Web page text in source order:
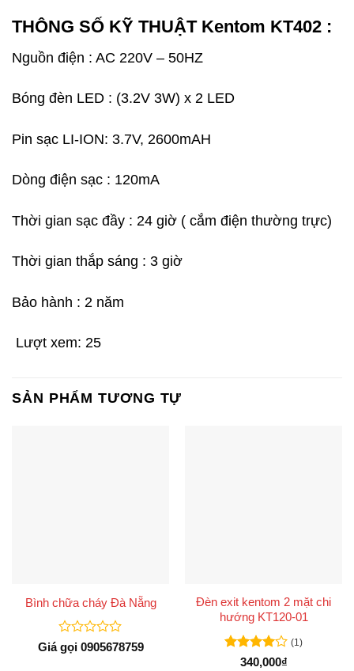
THÔNG SỐ KỸ THUẬT Kentom KT402 :
Nguồn điện : AC 220V – 50HZ
Bóng đèn LED : (3.2V 3W) x 2 LED
Pin sạc LI-ION: 3.7V, 2600mAH
Dòng điện sạc : 120mA
Thời gian sạc đầy : 24 giờ ( cắm điện thường trực)
Thời gian thắp sáng : 3 giờ
Bảo hành : 2 năm
Lượt xem: 25
SẢN PHẨM TƯƠNG TỰ
Bình chữa cháy Đà Nẵng
Được
xếp
Giá gọi 0905678759
Đèn exit kentom 2 mặt chi
hướng KT120-01
Được
(1)
340,000₫